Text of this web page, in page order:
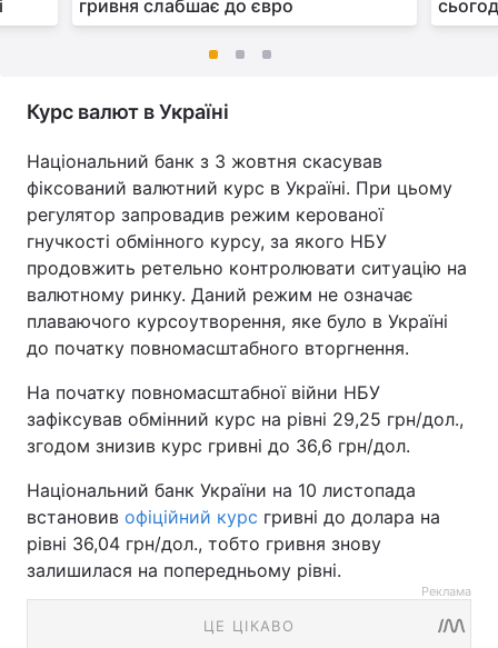
гривня слабшає до євро
Курс валют в Україні
Національний банк з 3 жовтня скасував
фіксований валютний курс в Україні. При цьому
регулятор запровадив режим керованої
гнучкості обмінного курсу, за якого НБУ
продовжить ретельно контролювати ситуацію на
валютному ринку. Даний режим не означає
плаваючого курсоутворення, яке було в Україні
до початку повномасштабного вторгнення.
На початку повномасштабної війни НБУ
зафіксував обмінний курс на рівні 29,25 грн/дол.,
згодом знизив курс гривні до 36,6 грн/дол.
Національний банк України на 10 листопада
встановив офіційний курс гривні до долара на
рівні 36,04 грн/дол., тобто гривня знову
залишилася на попередньому рівні.
Реклама